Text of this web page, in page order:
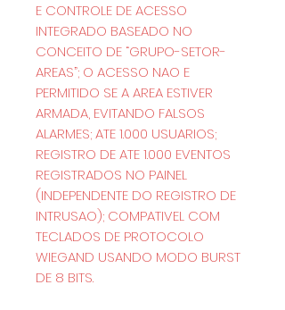
E CONTROLE DE ACESSO
INTEGRADO BASEADO NO
CONCEITO DE “GRUPO-SETOR-
AREAS”; O ACESSO NAO E
PERMITIDO SE A AREA ESTIVER
ARMADA, EVITANDO FALSOS
ALARMES; ATE 1.000 USUARIOS;
REGISTRO DE ATE 1.000 EVENTOS
REGISTRADOS NO PAINEL
(INDEPENDENTE DO REGISTRO DE
INTRUSAO); COMPATIVEL COM
TECLADOS DE PROTOCOLO
WIEGAND USANDO MODO BURST
DE 8 BITS.